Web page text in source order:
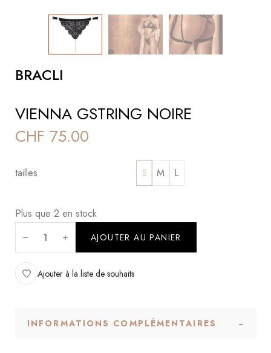
BRACLI
VIENNA GSTRING NOIRE
CHF 75.00
tailles S M L
Plus que 2 en stock
AJOUTER AU PANIER
Ajouter à la liste de souhaits
INFORMATIONS COMPLÉMENTAIRES